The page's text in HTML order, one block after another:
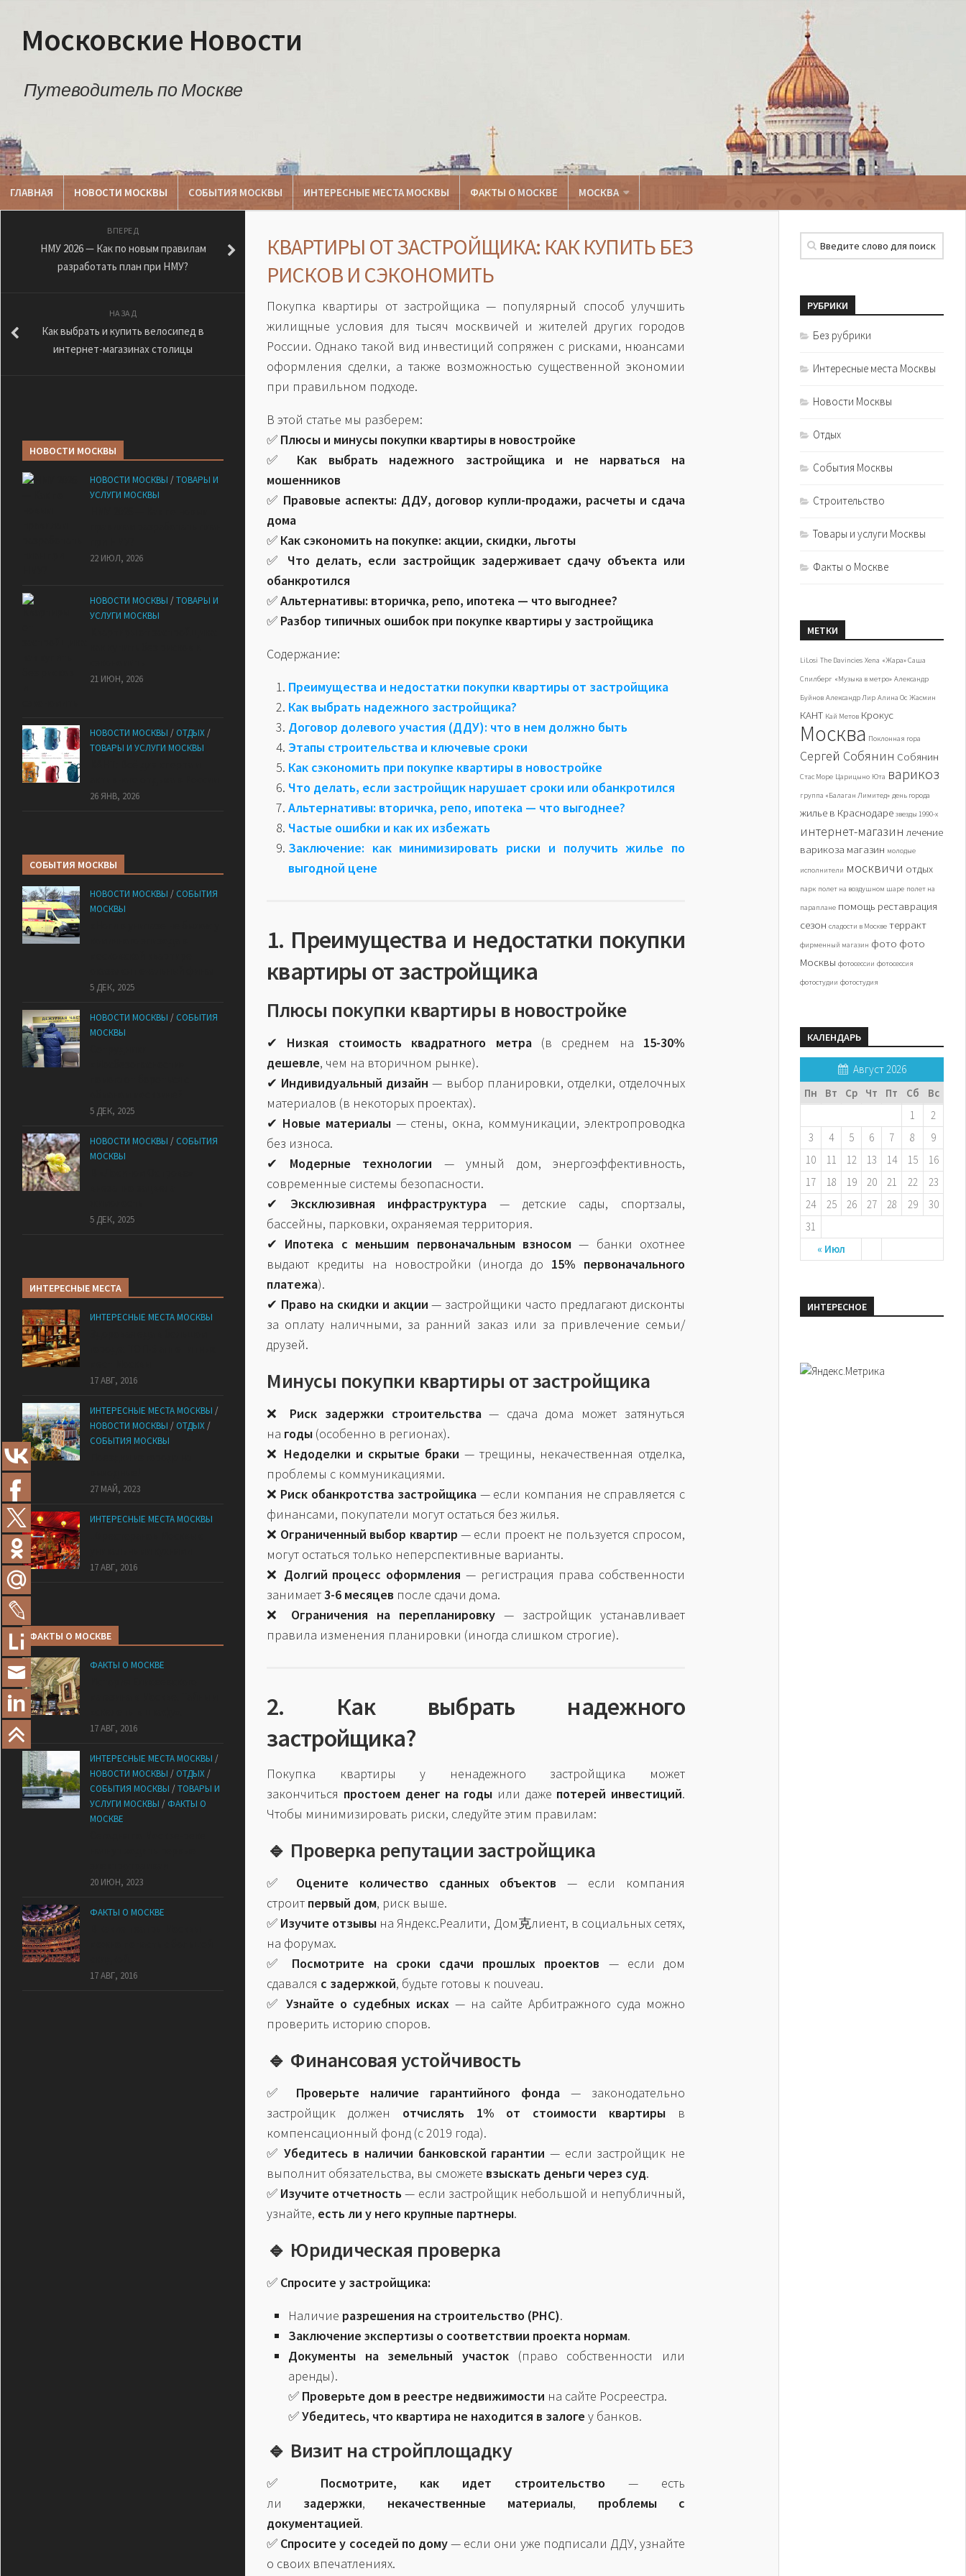
Московские Новости
Путеводитель по Москве
ГЛАВНАЯ НОВОСТИ МОСКВЫ СОБЫТИЯ МОСКВЫ ИНТЕРЕСНЫЕ МЕСТА МОСКВЫ ФАКТЫ О МОСКВЕ МОСКВА
КВАРТИРЫ ОТ ЗАСТРОЙЩИКА: КАК КУПИТЬ БЕЗ
РИСКОВ И СЭКОНОМИТЬ
Покупка квартиры от застройщика — популярный способ улучшить
жилищные условия для тысяч москвичей и жителей других городов
России. Однако такой вид инвестиций сопряжен с рисками, нюансами
оформления сделки, а также возможностью существенной экономии
при правильном подходе.
В этой статье мы разберем:
✅ Плюсы и минусы покупки квартиры в новостройке
✅ Как выбрать надежного застройщика и не нарваться на
мошенников
✅ Правовые аспекты: ДДУ, договор купли-продажи, расчеты и сдача
дома
✅ Как сэкономить на покупке: акции, скидки, льготы
✅ Что делать, если застройщик задерживает сдачу объекта или
обанкротился
✅Альтернативы: вторичка, репо, ипотека — что выгоднее?
✅ Разбор типичных ошибок при покупке квартиры у застройщика
Содержание:
Преимущества и недостатки покупки квартиры от застройщика
Как выбрать надежного застройщика?
Договор долевого участия (ДДУ): что в нем должно быть
Этапы строительства и ключевые сроки
Как сэкономить при покупке квартиры в новостройке
Что делать, если застройщик нарушает сроки или обанкротился
Альтернативы: вторичка, репо, ипотека — что выгоднее?
Частые ошибки и как их избежать
Заключение: как минимизировать риски и получить жилье по
выгодной цене
1. Преимущества и недостатки покупки
квартиры от застройщика
Плюсы покупки квартиры в новостройке
✔ Низкая стоимость квадратного метра(в среднем на 15-30%
дешевле, чем на вторичном рынке).
✔ Индивидуальный дизайн — выбор планировки, отделки, отделочных
материалов (в некоторых проектах).
✔ Новые материалы— стены, окна, коммуникации, электропроводка
без износа.
✔ Модерные технологии — умный дом, энергоэффективность,
современные системы безопасности.
✔ Эксклюзивная инфраструктура — детские сады, спортзалы,
бассейны, парковки, охраняемая территория.
✔ Ипотека с меньшим первоначальным взносом— банки охотнее
выдают кредиты на новостройки (иногда до 15% первоначального
платежа).
✔ Право на скидки и акции — застройщики часто предлагают дисконты
за оплату наличными, за ранний заказ или за привлечение семьи/
друзей.
Минусы покупки квартиры от застройщика
❌ Риск задержки строительства— сдача дома может затянуться
на годы (особенно в регионах).
❌ Недоделки и скрытые браки — трещины, некачественная отделка,
проблемы с коммуникациями.
❌ Риск обанкротства застройщика— если компания не справляется с
финансами, покупатели могут остаться без жилья.
❌ Ограниченный выбор квартир — если проект не пользуется спросом,
могут остаться только неперспективные варианты.
❌ Долгий процесс оформления — регистрация права собственности
занимает3-6 месяцев после сдачи дома.
❌ Ограничения на перепланировку — застройщик устанавливает
правила изменения планировки (иногда слишком строгие).
2. Как выбрать надежного
застройщика?
Покупка квартиры у ненадежного застройщика может
закончиться простоем денег на годы или даже потерей инвестиций.
Чтобы минимизировать риски, следуйте этим правилам:
🔹 Проверка репутации застройщика
✅ Оцените количество сданных объектов — если компания
строит первый дом, риск выше.
✅ Изучите отзывы на Яндекс.Реалити, Дом克лиент, в социальных сетях,
на форумах.
✅ Посмотрите на сроки сдачи прошлых проектов — если дом
сдавался с задержкой, будьте готовы к nouveau.
✅ Узнайте о судебных исках — на сайте Арбитражного суда можно
проверить историю споров.
🔹 Финансовая устойчивость
✅ Проверьте наличие гарантийного фонда — законодательно
застройщик должен отчислять 1% от стоимости квартиры в
компенсационный фонд (с 2019 года).
✅Убедитесь в наличии банковской гарантии — если застройщик не
выполнит обязательства, вы сможете взыскать деньги через суд.
✅ Изучите отчетность — если застройщик небольшой и непубличный,
узнайте, есть ли у него крупные партнеры.
🔹 Юридическая проверка
✅ Спросите у застройщика:
Наличие разрешения на строительство (РНС).
Заключение экспертизы о соответствии проекта нормам.
Документы на земельный участок (право собственности или
аренды).
✅ Проверьте дом в реестре недвижимости на сайте Росреестра.
✅Убедитесь, что квартира не находится в залоге у банков.
🔹 Визит на стройплощадку
✅ Посмотрите, как идет строительство — есть
ли задержки, некачественные материалы, проблемы с
документацией.
✅ Спросите у соседей по дому— если они уже подписали ДДУ, узнайте
о своих впечатлениях.
ВПЕРЕД
НМУ 2026 — Как по новым правилам
разработать план при НМУ?
НАЗАД
Как выбрать и купить велосипед в
интернет-магазинах столицы
НОВОСТИ МОСКВЫ
НОВОСТИ МОСКВЫ /ТОВАРЫ И
УСЛУГИ МОСКВЫ
22 ИЮЛ, 2026
НОВОСТИ МОСКВЫ /ТОВАРЫ И
УСЛУГИ МОСКВЫ
21 ИЮН, 2026
НОВОСТИ МОСКВЫ / ОТДЫХ /
ТОВАРЫ И УСЛУГИ МОСКВЫ
26 ЯНВ, 2026
СОБЫТИЯ МОСКВЫ
НОВОСТИ МОСКВЫ / СОБЫТИЯ
МОСКВЫ
5 ДЕК, 2025
НОВОСТИ МОСКВЫ / СОБЫТИЯ
МОСКВЫ
5 ДЕК, 2025
НОВОСТИ МОСКВЫ / СОБЫТИЯ
МОСКВЫ
5 ДЕК, 2025
ИНТЕРЕСНЫЕ МЕСТА
ИНТЕРЕСНЫЕ МЕСТА МОСКВЫ
17 АВГ, 2016
ИНТЕРЕСНЫЕ МЕСТА МОСКВЫ /
НОВОСТИ МОСКВЫ / ОТДЫХ /
СОБЫТИЯ МОСКВЫ
27 МАЙ, 2023
ИНТЕРЕСНЫЕ МЕСТА МОСКВЫ
17 АВГ, 2016
ФАКТЫ О МОСКВЕ
ФАКТЫ О МОСКВЕ
17 АВГ, 2016
ИНТЕРЕСНЫЕ МЕСТА МОСКВЫ /
НОВОСТИ МОСКВЫ / ОТДЫХ /
СОБЫТИЯ МОСКВЫ /ТОВАРЫ И
УСЛУГИ МОСКВЫ / ФАКТЫ О
МОСКВЕ
20 ИЮН, 2023
ФАКТЫ О МОСКВЕ
17 АВГ, 2016
РУБРИКИ
Без рубрики
Интересные места Москвы
Новости Москвы
Отдых
События Москвы
Строительство
Товары и услуги Москвы
Факты о Москве
МЕТКИ
LiLosi The Davincies Xena «Жара» Саша
Спилберг «Музыка в метро» Александр
Буйнов Александр Лир Алина Ос Жасмин
КАНТ Кай Метов Крокус
Москва Поклонная гора
Сергей Собянин Собянин
Стас Море Царицыно Юта варикоз
группа «Балаган Лимитед» день города
жилье в Краснодаре звезды 1990-х
интернет-магазин лечение
варикоза магазин молодые
исполнители москвичи отдых
парк полет на воздушном шаре полет на
параплане помощь реставрация
сезон сладости в Москве терракт
фирменный магазин фото фото
Москвы фотосессии фотосессия
фотостудии фотостудия
КАЛЕНДАРЬ
Август 2026
Пн
Вт Ср Чт Пт Сб Вс
« Июл
1
2
3
4 5 6 7 8
9
10
11 12 13 14 15
16
17
18 19 20 21 22
23
24
25 26 27 28 29
30
31
ИНТЕРЕСНОЕ